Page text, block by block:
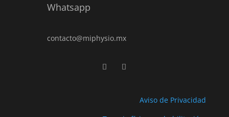
Whatsapp
contacto@miphysio.mx
Aviso de Privacidad